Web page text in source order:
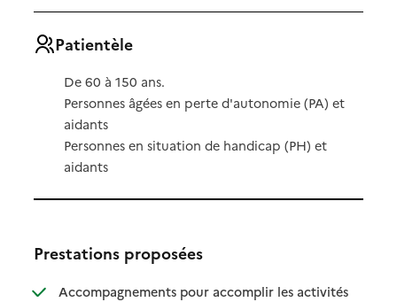
Patientèle
De 60 à 150 ans.
Personnes âgées en perte d'autonomie (PA) et
aidants
Personnes en situation de handicap (PH) et
aidants
Prestations proposées
Accompagnements pour accomplir les activités